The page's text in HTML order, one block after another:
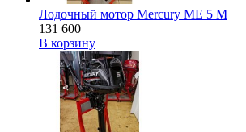
Лодочный мотор Mercury ME 5 M
131 600
В корзину